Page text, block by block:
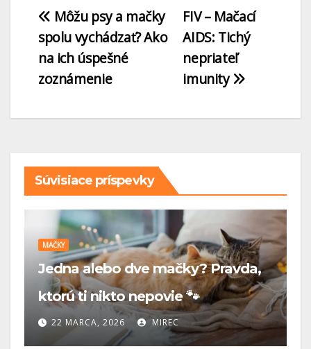
FIV – Mačací
AIDS: Tichý
nepriateľ
imunity
Môžu psy a mačky
spolu vychádzať? Ako
na ich úspešné
zoznámenie
Súvisiace príspevky
dve mačky? Pravda,
nepovie 🐾
MIREC
Bengálska
exotická
viac než len
7 FEBRUÁRA, 2026